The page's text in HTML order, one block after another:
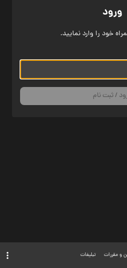
ورود
خود را وارد نمایید.
/ ثبت نام
و مقررات تبلیغات